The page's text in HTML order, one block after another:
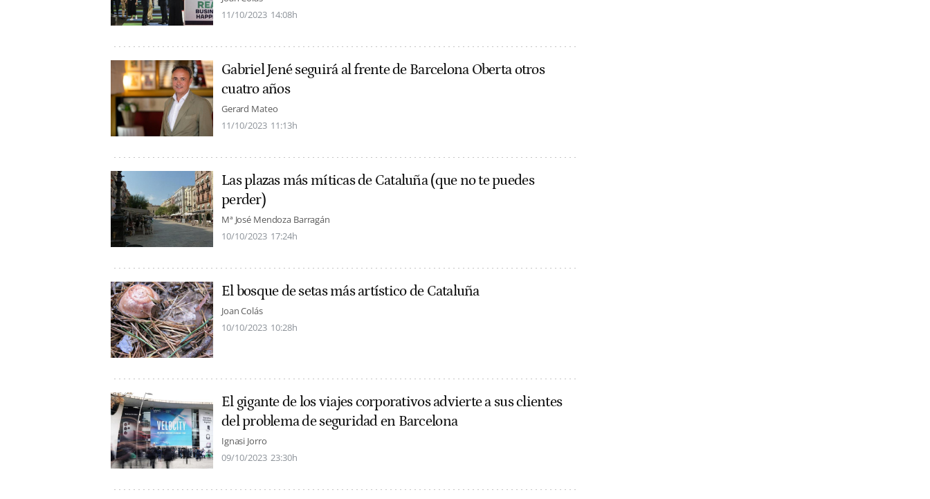
11/10/2023 14:08h
Gabriel Jené seguirá al frente de Barcelona Oberta otros
cuatro años
Gerard Mateo
11/10/2023 11:13h
Las plazas más míticas de Cataluña (que no te puedes
perder)
Mª José Mendoza Barragán
10/10/2023 17:24h
El bosque de setas más artístico de Cataluña
Joan Colás
10/10/2023 10:28h
El gigante de los viajes corporativos advierte a sus clientes
del problema de seguridad en Barcelona
Ignasi Jorro
09/10/2023 23:30h